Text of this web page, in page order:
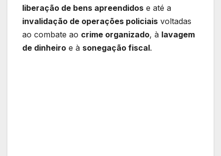
liberação de bens apreendidos e até a
invalidação de operações policiais voltadas
ao combate ao crime organizado, à lavagem
de dinheiro e à sonegação fiscal.